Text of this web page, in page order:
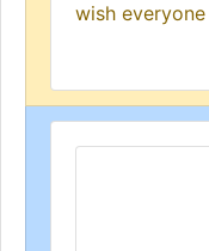
wish